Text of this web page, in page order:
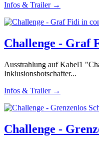
Infos & Trailer →
Challenge - Graf
Ausstrahlung auf Kabel1
Inklusionsbotschafter...
Infos & Trailer →
Challenge -